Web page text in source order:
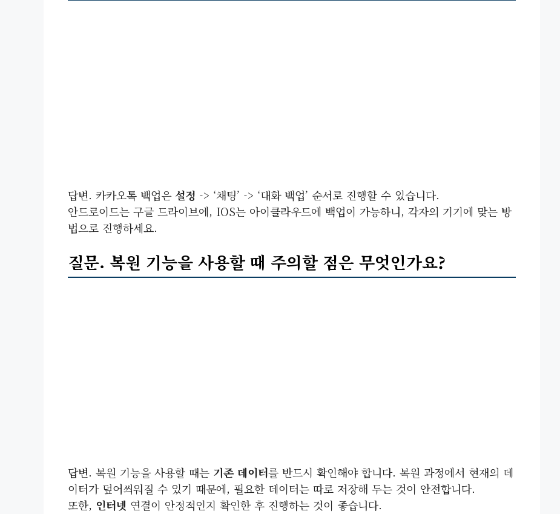
답변. 카카오톡 백업은 설정 -> ‘채팅’ -> ‘대화 백업’ 순서로 진행할 수 있습니다.
안드로이드는 구글 드라이브에, IOS는 아이클라우드에 백업이 가능하니, 각자의 기기에 맞는 방
법으로 진행하세요.
질문. 복원 기능을 사용할 때 주의할 점은 무엇인가요?
답변. 복원 기능을 사용할 때는 기존 데이터를 반드시 확인해야 합니다. 복원 과정에서 현재의 데
이터가 덮어씌워질 수 있기 때문에, 필요한 데이터는 따로 저장해 두는 것이 안전합니다.
또한, 인터넷 연결이 안정적인지 확인한 후 진행하는 것이 좋습니다.